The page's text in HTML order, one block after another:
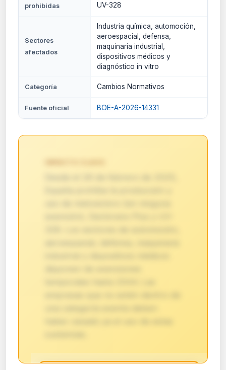
prohibidas
UV-328
Sectores
afectados
Industria química, automoción,
aeroespacial, defensa,
maquinaria industrial,
dispositivos médicos y
diagnóstico in vitro
Categoría Cambios Normativos
Fuente oficial BOE-A-2026-14331